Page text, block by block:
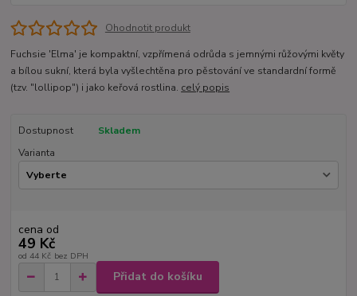
Ohodnotit produkt
Fuchsie 'Elma' je kompaktní, vzpřímená odrůda s jemnými růžovými květy
a bílou sukní, která byla vyšlechtěna pro pěstování ve standardní formě
(tzv. "lollipop") i jako keřová rostlina. celý popis
Dostupnost
Skladem
Varianta
cena od
49 Kč
od 44 Kč bez DPH
Přidat do košíku